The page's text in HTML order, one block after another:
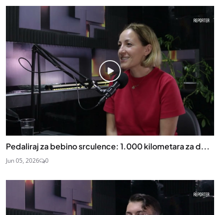
Pedaliraj za bebino srculence: 1.000 kilometara za d...
Jun 05, 2026 0